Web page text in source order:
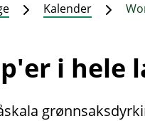
Kalender
i hele